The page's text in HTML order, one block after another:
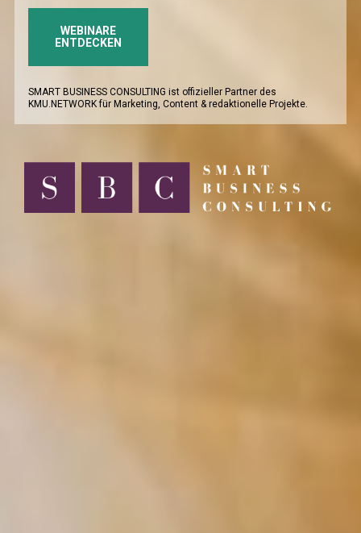
WEBINARE
ENTDECKEN
SMART BUSINESS CONSULTING ist offizieller Partner des
KMU.NETWORK für Marketing, Content & redaktionelle Projekte.